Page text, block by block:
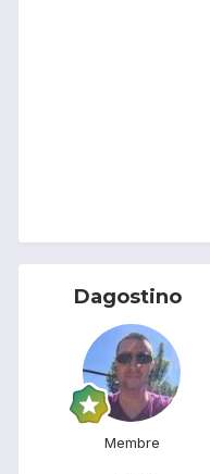
Dagostino
Membre